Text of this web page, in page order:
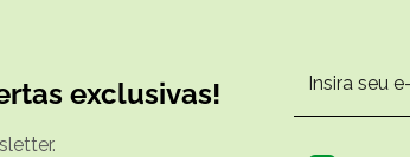
exclusivas!